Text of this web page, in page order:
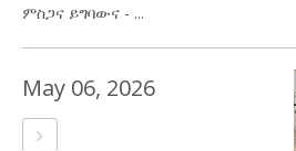
ምስጋና ይግባውና - ...
May 06, 2026